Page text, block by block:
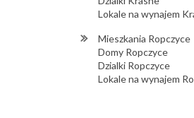
Lokale na wynajem
Mieszkania Ropczyce
Domy Ropczyce
Dzialki Ropczyce
Lokale na wynajem